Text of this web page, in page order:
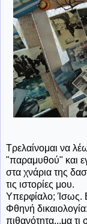
Τρελαίνομαι να
"παραμυθού" και
στα χνάρια της
τις ιστορίες μου.
Υπερφίαλο; Ίσως.
Φθηνή
πιθανότητα...μα τι